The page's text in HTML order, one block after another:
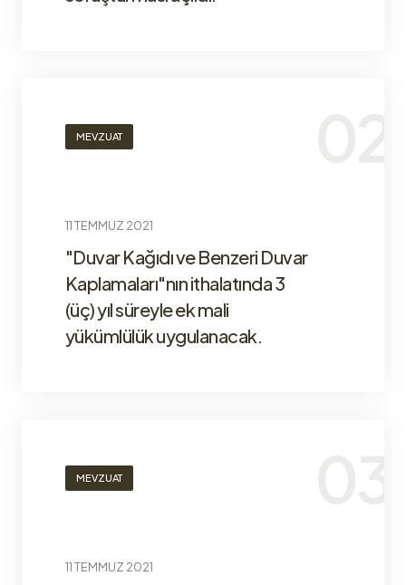
MEVZUAT
11 TEMMUZ 2021
"Duvar Kağıdı ve Benzeri Duvar
Kaplamaları"nın ithalatında 3
(üç) yıl süreyle ek mali
yükümlülük uygulanacak.
MEVZUAT
11 TEMMUZ 2021